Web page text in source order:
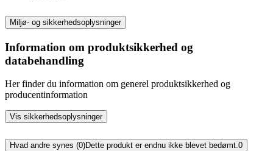
Miljø- og sikkerhedsoplysninger
Information om produktsikkerhed og
databehandling
Her finder du information om generel produktsikkerhed og
producentinformation
Vis sikkerhedsoplysninger
Hvad andre synes (0)Dette produkt er endnu ikke blevet bedømt.0